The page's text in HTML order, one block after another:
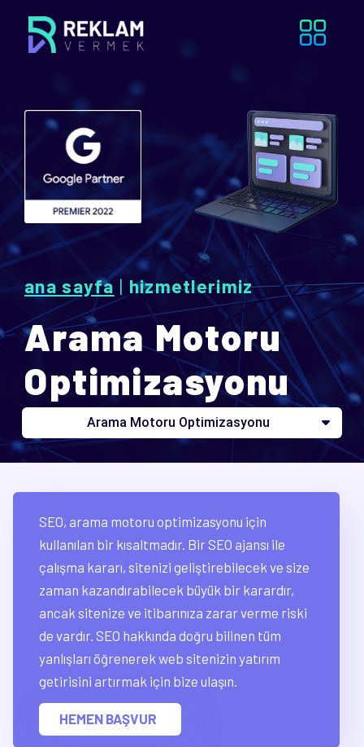
ana sayfa | hizmetlerimiz
Arama Motoru
Optimizasyonu
Arama Motoru Optimizasyonu
SEO, arama motoru optimizasyonu için
kullanılan bir kısaltmadır. Bir SEO ajansı ile
çalışma kararı, sitenizi geliştirebilecek ve size
zaman kazandırabilecek büyük bir karardır,
ancak sitenize ve itibarınıza zarar verme riski
de vardır. SEO hakkında doğru bilinen tüm
yanlışları öğrenerek web sitenizin yatırım
getirisini artırmak için bize ulaşın.
HEMEN BAŞVUR